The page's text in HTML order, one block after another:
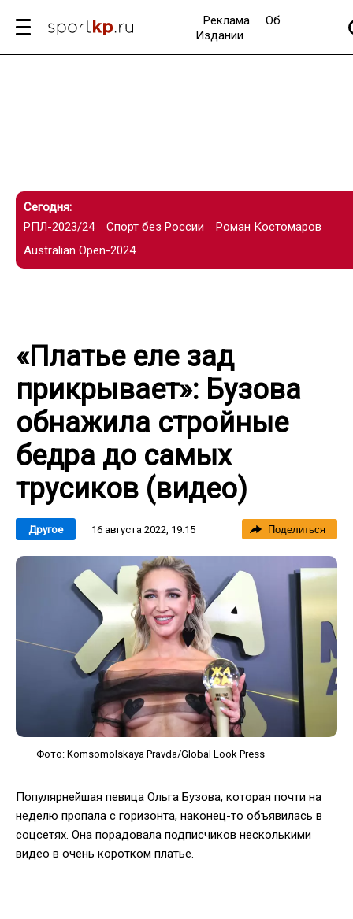
Реклама
Об
Издании
Сегодня:
РПЛ-2023/24
Спорт без России
Роман Костомаров
Australian Open-2024
«Платье еле зад
прикрывает»: Бузова
обнажила стройные
бедра до самых
трусиков (видео)
Другое 16 августа 2022, 19:15 Поделиться
Фото: Komsomolskaya Pravda/Global Look Press
Популярнейшая певица Ольга Бузова, которая почти на
неделю пропала с горизонта, наконец-то объявилась в
соцсетях. Она порадовала подписчиков несколькими
видео в очень коротком платье.